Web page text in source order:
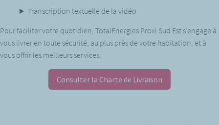
Transcription textuelle de la vidéo
Pour faciliter votre quotidien, TotalEnergies Proxi Sud Est s’engage à
vous livrer en toute sécurité, au plus près de votre habitation, et à
vous offrir les meilleurs services.
Consulter la Charte de Livraison